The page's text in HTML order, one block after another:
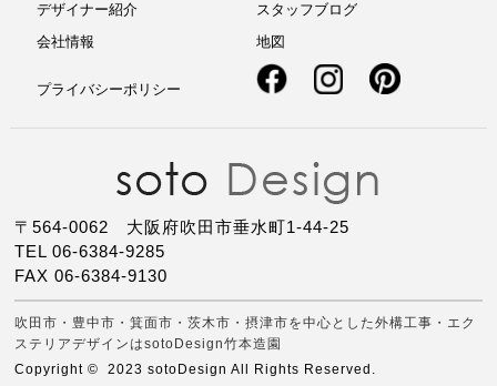
デザイナー紹介
スタッフブログ
会社情報
地図
プライバシーポリシー
〒564-0062 大阪府吹田市垂水町1-44-25
TEL 06-6384-9285
FAX 06-6384-9130
吹田市・豊中市・箕面市・茨木市・摂津市を中心とした外構工事・エク
ステリアデザインはsotoDesign竹本造園
Copyright © 2023 sotoDesign All Rights Reserved.